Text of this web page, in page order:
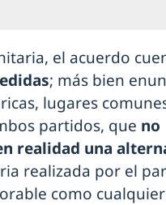
el acuerdo
; más bien
lugares
partidos, que no
realidad una
realizada por el
como